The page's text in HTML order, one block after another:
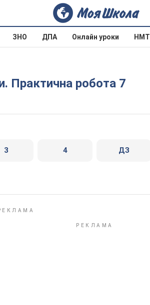
ЗНО ДПА Онлайн уроки НМТ
Практична робота 7
3 4 ДЗ